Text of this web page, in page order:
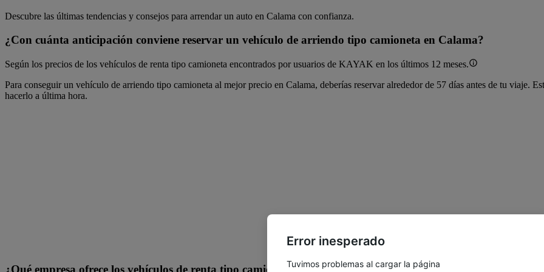
Descubre las últimas tendencias y consejos para arrendar un auto en Calama con confianza.
¿Con cuánta anticipación conviene reservar un vehículo de arriendo tipo camioneta en Calama?
Según los precios de los vehículos de renta tipo camioneta encontrados por usuarios de KAYAK en los últimos 12 meses.
Para conseguir un vehículo de arriendo tipo camioneta al mejor precio en Calama, deberías reservar alrededor de 57 días antes de tu viaje.
hacerlo a última hora.
Error inesperado
Tuvimos problemas al cargar la página